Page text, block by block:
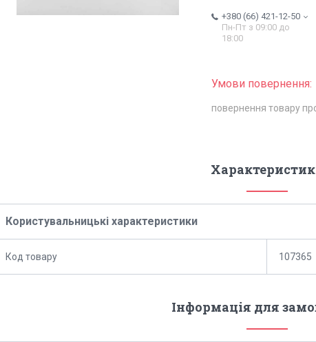
+380 (66) 421-12-50
Пн-Пт з 09:00 до
18:00
повернення товару
Користувальницькі характеристики
Код товару 107365
Інформація для